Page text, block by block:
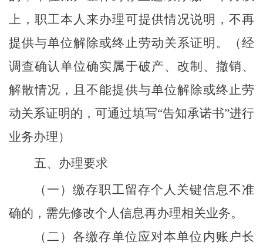
上，职工本人来办理可提供情况说明，不再
提供与单位解除或终止劳动关系证明。
（经
调查确认单位确实属于破产、改制、撤销、
解散情况，且不能提供与单位解除或终止劳
动关系证明的，可通过填写“告知承诺书”进行
业务办理 ）
五、办理要求
（一）缴存职工留存个人关键信息不准
确的，需先修改个人信息再办理相关业务。
（二）各缴存单位应对本单位内账户长